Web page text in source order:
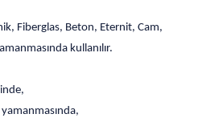
Fiberglas, Beton, Eternit, Cam,
kullanılır.